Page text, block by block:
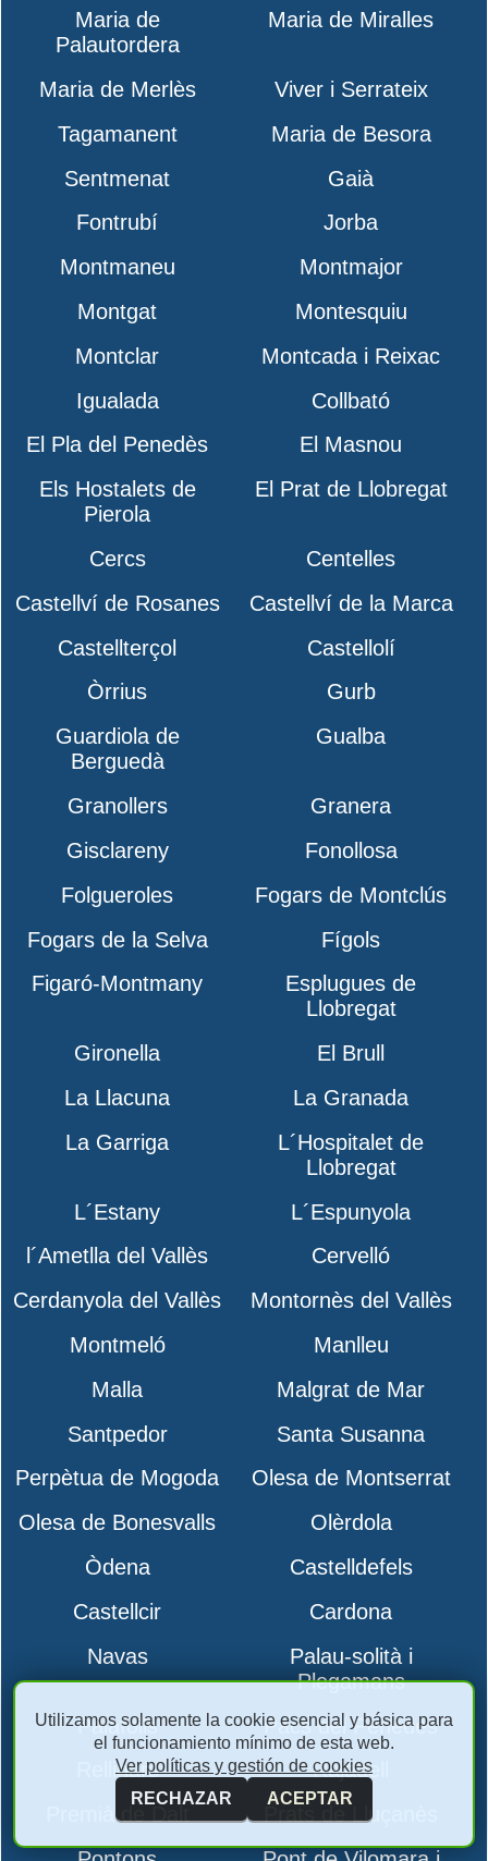
Maria de
Palautordera
Maria de Miralles
Maria de Merlès
Viver i Serrateix
Tagamanent
Maria de Besora
Sentmenat
Gaià
Fontrubí
Jorba
Montmaneu
Montmajor
Montgat
Montesquiu
Montclar
Montcada i Reixac
Igualada
Collbató
El Pla del Penedès
El Masnou
Els Hostalets de
Pierola
El Prat de Llobregat
Cercs
Centelles
Castellví de Rosanes
Castellví de la Marca
Castellterçol
Castellolí
Òrrius
Gurb
Guardiola de
Berguedà
Gualba
Granollers
Granera
Gisclareny
Fonollosa
Folgueroles
Fogars de Montclús
Fogars de la Selva
Fígols
Figaró-Montmany
Esplugues de
Llobregat
Gironella
El Brull
La Llacuna
La Granada
La Garriga
L´Hospitalet de
Llobregat
L´Estany
L´Espunyola
l´Ametlla del Vallès
Cervelló
Cerdanyola del Vallès
Montornès del Vallès
Montmeló
Manlleu
Malla
Malgrat de Mar
Santpedor
Santa Susanna
Perpètua de Mogoda
Olesa de Montserrat
Olesa de Bonesvalls
Olèrdola
Òdena
Castelldefels
Castellcir
Cardona
Navas
Palau-solità i
Plegamans
Palafolls
Pacs del Penedès
Rellinars
Rajadell
Premià de Dalt
Prats de Lluçanès
Utilizamos solamente la cookie esencial y básica para
el funcionamiento mínimo de esta web.
Ver políticas y gestión de cookies
RECHAZAR
ACEPTAR